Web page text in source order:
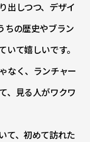
出しつつ、デザイ
ちの歴史やブラン
いて嬉しいです。
なく、ランチャー
、見る人がワクワ
て、初めて訪れた